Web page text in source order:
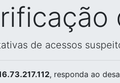
de acessos
, responda ao